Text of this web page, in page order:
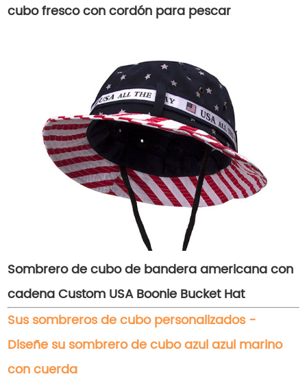
cubo fresco con cordón para pescar
Sombrero de cubo de bandera americana con
cadena Custom USA Boonie Bucket Hat
Sus sombreros de cubo personalizados -
Diseñe su sombrero de cubo azul azul marino
con cuerda